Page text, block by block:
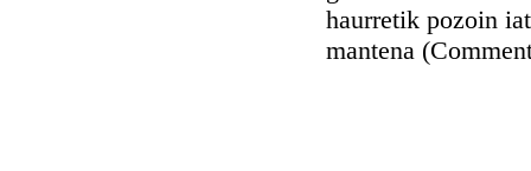
haurretik pozoin
mantena